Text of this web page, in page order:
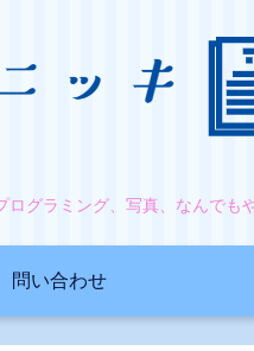
グラミング、写真、なんでも
問い合わせ